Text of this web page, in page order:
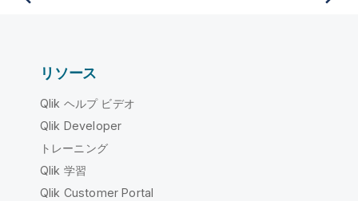
リソース
Qlik ヘルプ ビデオ
Qlik Developer
トレーニング
Qlik 学習
Qlik Customer Portal